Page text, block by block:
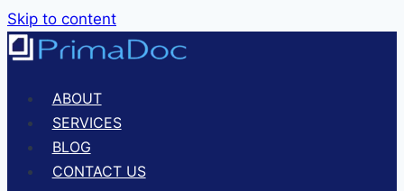
Skip to content
ABOUT
SERVICES
BLOG
CONTACT US